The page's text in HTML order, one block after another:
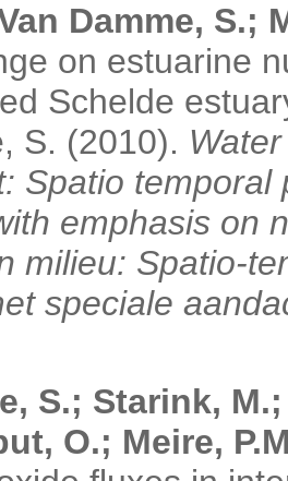
Damme, S.;
on estuarine
Schelde
S. (2010).
Spatio
emphasis on
milieu: Spatio-
speciale
S.; Starink,
O.; Meire,